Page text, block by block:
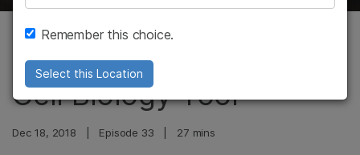
지원
추천 링크
RNA Sequencing is a
Cell Biology Tool
Dec 18, 2018 Episode 33 27 mins
Remember this choice.
Select this Location
복합 질환 연구
연구